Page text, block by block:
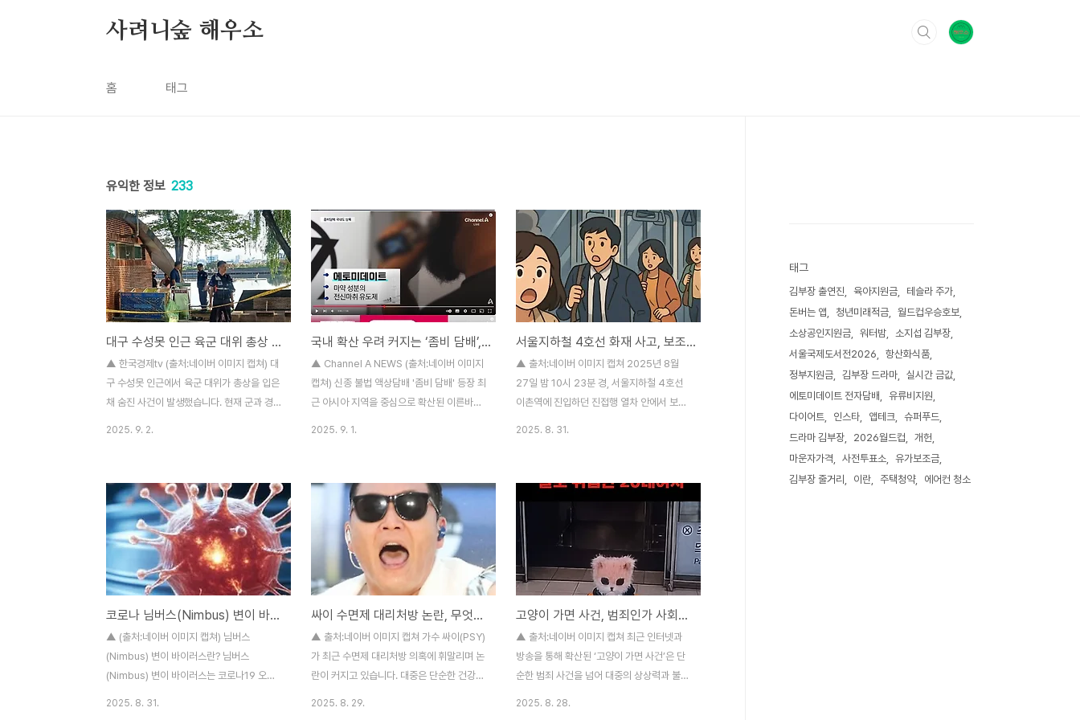
사려니숲 해우소
홈 태그
유익한 정보 233
대구 수성못 인근 육군 대위 총상 사망…군·경 수사 착수
▲ 한국경제tv (출처:네이버 이미지 캡쳐) 대
구 수성못 인근에서 육군 대위가 총상을 입은
채 숨진 사건이 발생했습니다. 현재 군과 경
화장실 뒤편- 발견자: 산책 중이던 시민- 피
해자: 육군 직할부대 소속 대위(30대) 발견
당시 대위는 머리 부위에 총상을 입은 상태였
으며, 옆에는 군용 소총(K2 추정)이 놓여 있
었습니다. 사복 차림이었던 것으로 알려졌습
니다.군,경의 조사 상황 경찰은 현장에서 범
죄 혐의점은 없는 것으로 보고 있으며, 군 당
국과 함께- 총기 반출 경위- 사망 원인- 정확
한 사건 정황 을 집중 조사하고 ..
2025. 9. 2.
국내 확산 우려 커지는 ‘좀비 담배’, 경찰 대규모 단속 돌입
▲ Channel A NEWS (출처:네이버 이미지
캡쳐) 신종 불법 액상담배 '좀비 담배' 등장 최
근 아시아 지역을 중심으로 확산된 이른바
흡입 시 사용자가 비틀거리며 괴성을 지르는
등 좀비와 유사한 행동을 보이는 것이 특징이
다.결찰 불법 제조, 판매 일당 검거 서울경찰
청 광역수사대는 최근 에토미데이트 성분이
들어간 불법 액상담배 카트리지를 제조·판매
한 조직 10명을 검거했다고 밝혔다. 이들은
해외에서 마취제를 밀반입하거나 불법 유통
망을 통해 확보한 뒤 전자담배 액상에 혼합해
판매한 것으로 조사됐다. 경찰 관계자는 “일
반 담배..
2025. 9. 1.
서울지하철 4호선 화재 사고, 보조배터리에서 연기…100명 넘게 대피
▲ 출처:네이버 이미지 캡쳐 2025년 8월
27일 밤 10시 23분 경, 서울지하철 4호선
이촌역에 진입하던 진접행 열차 안에서 보조
기의 시작은 어디서? 사고 원인과 즉각 대응
조사에 따르면, 연기는 외국인 승객이 소지한
보조배터리에서 발생했으며, 열차 내 소화기
가 설치되어 있어 승객들이 즉시 초기 진압에
나섰습니다. 이후 서울교통공사는 승객을 모
두 하차시키고 안전을 위해 열차를 차고지로
회송했습니다.왜 이런 사고가 일어났을까?
주의해야 할 요소들- 보조배터리 관리 부주
의: 과충전, 열 과부하, 품질 불량 등으로 인한
불안정한..
2025. 8. 31.
코로나 님버스(Nimbus) 변이 바이러스 확산 현황과 특징
▲ (출처:네이버 이미지 캡쳐) 님버스
(Nimbus) 변이 바이러스란? 님버스
(Nimbus) 변이 바이러스는 코로나19 오미
2025. 8. 31.
싸이 수면제 대리처방 논란, 무엇이 사실인가
▲ 출처:네이버 이미지 캡쳐 가수 싸이(PSY)
가 최근 수면제 대리처방 의혹에 휘말리며 논
란이 커지고 있습니다. 대중은 단순한 건강
2025. 8. 29.
고양이 가면 사건, 범죄인가 사회적 메세지인가
▲ 출처:네이버 이미지 캡쳐 최근 인터넷과
방송을 통해 확산된 ‘고양이 가면 사건’은 단
순한 범죄 사건을 넘어 대중의 상상력과 불안
2025. 8. 28.
태그
김부장 출연진 육아지원금
테슬라 주가
돈버는 앱
청년미래적금
월드컵우승호보
소상공인지원금
워터밤
소지섭 김부장
서울국제도서전2026
항산화식품
정부지원금
김부장 드라마
실시간 금값
에토미데이트 전자담배
유류비지원
다이어트
인스타 앱테크
슈퍼푸드
드라마 김부장
2026월드컵
개헌
마운자가격
사전투표소
유가보조금
김부장 줄거리
이란 주택청약 에어컨 청소